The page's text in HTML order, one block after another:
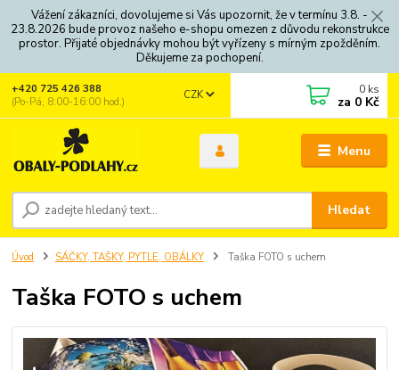
Vážení zákazníci, dovolujeme si Vás upozornit, že v termínu 3.8. -
23.8.2026 bude provoz našeho e-shopu omezen z důvodu rekonstrukce
prostor. Přijaté objednávky mohou být vyřízeny s mírným zpožděním.
Děkujeme za pochopení.
Menu
CZK
Hledat
+420 725 426 388
(Po-Pá, 8:00-16:00 hod.)
0 ks
za 0 Kč
Úvod SÁČKY, TAŠKY, PYTLE, OBÁLKY Taška FOTO s uchem
Taška FOTO s uchem